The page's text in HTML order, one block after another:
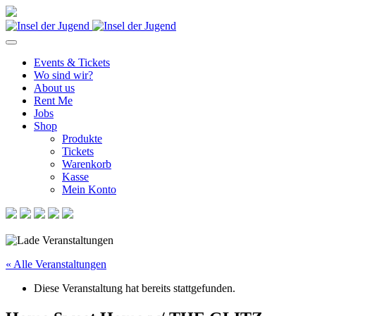
Events & Tickets
Wo sind wir?
About us
Rent Me
Jobs
Shop
Produkte
Tickets
Warenkorb
Kasse
Mein Konto
« Alle Veranstaltungen
Diese Veranstaltung hat bereits stattgefunden.